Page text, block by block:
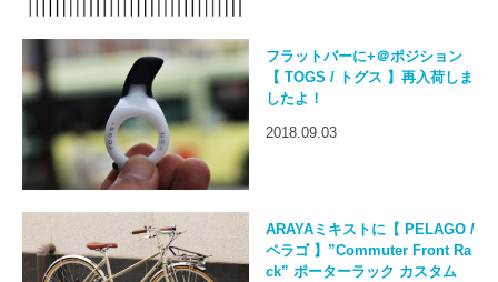
フラットバーに+＠ポジション
【 TOGS / トグス 】再入荷しま
したよ！
2018.09.03
ARAYAミキストに【 PELAGO /
ペラゴ 】”Commuter Front Ra
ck” ポーターラック カスタム